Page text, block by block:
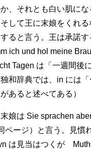
、それとも白い肌に
して王に末娘をくれ
ると言う。王は承諾す
ich und hol meine
Tagen は「一週間後
和辞典では、in には
あると述べてある）
娘は Sie sprachen
ページ）と言う。見慣
は見当はつくが